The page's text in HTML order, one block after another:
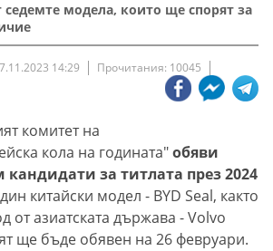
седемте модела, които ще спорят за
14:29 Прочитания: 10045
комитет на
кола на годината"обяви
кандидати за титлата през 2024
китайски модел - BYD Seal, както
от азиатската държава - Volvo
ще бъде обявен на 26 февруари.